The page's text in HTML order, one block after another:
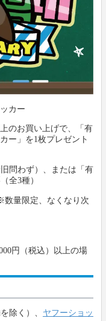
カー
のお買い上げで、「有
ー」を1枚プレゼント
問わず）、または「有
全3種）
量限定、なくなり次
円（税込）以上の場
除く）、 ヤフーショッ